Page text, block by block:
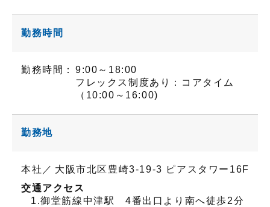
勤務時間
勤務時間：
9:00～18:00
フレックス制度あり：コアタイム
（10:00～16:00)
勤務地
本社／ 大阪市北区豊崎3-19-3 ピアスタワー16F
交通アクセス
1.御堂筋線中津駅 4番出口より南へ徒歩2分